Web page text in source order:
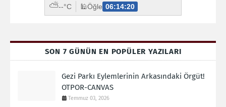
⛅--°C 🕌Öğle 06:14:18
SON 7 GÜNÜN EN POPÜLER YAZILARI
Gezi Parkı Eylemlerinin Arkasındaki Örgüt!
OTPOR-CANVAS
Temmuz 03, 2026